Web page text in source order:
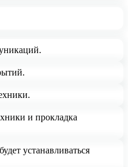
и прокладка
устанавливаться